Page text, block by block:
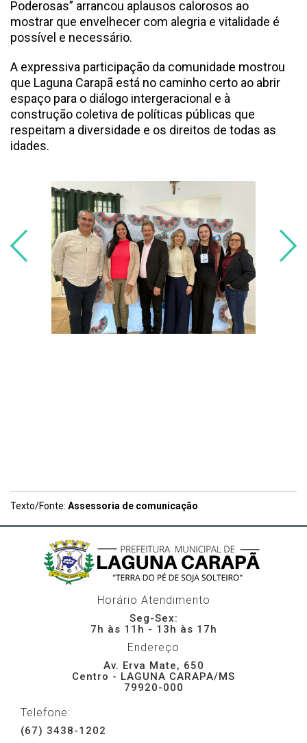
Poderosas” arrancou aplausos calorosos ao
mostrar que envelhecer com alegria e vitalidade é
possível e necessário.
A expressiva participação da comunidade mostrou
que Laguna Carapã está no caminho certo ao abrir
espaço para o diálogo intergeracional e à
construção coletiva de políticas públicas que
respeitam a diversidade e os direitos de todas as
idades.
Texto/Fonte: Assessoria de comunicação
Horário Atendimento
Seg-Sex:
7h às 11h - 13h às 17h
Endereço
Av. Erva Mate, 650
Centro - LAGUNA CARAPA/MS
79920-000
Telefone:
(67) 3438-1202